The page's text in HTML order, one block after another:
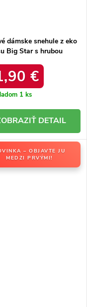
dámske snehule z eko
Big Star s hrubou
€
1 ks
DETAIL
– OBJAVTE JU
MEDZI PRVÝMI!